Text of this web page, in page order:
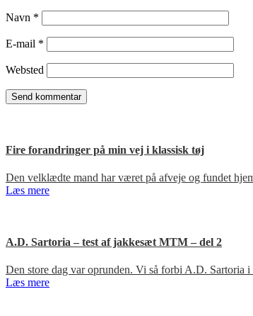
Navn *
E-mail *
Websted
Fire forandringer på min vej i klassisk tøj
Den velklædte mand har været på afveje og fundet
Læs mere
A.D. Sartoria – test af jakkesæt MTM – del 2
Den store dag var oprunden. Vi så forbi A.D. Sartoria
Læs mere